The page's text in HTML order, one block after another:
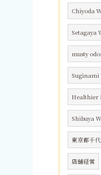
Chiyoda
Setagaya
musty
Suginami
Healthier
Shibuya
東京都千
店舗経営